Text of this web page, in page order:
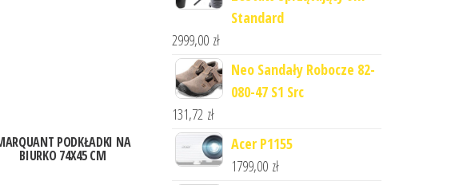
PODKŁADKI NA
BIURKO 74X45 CM
Standard
2999,00 zł
Neo Sandały Robocze 82-
080-47 S1 Src
131,72 zł
Acer P1155
1799,00 zł